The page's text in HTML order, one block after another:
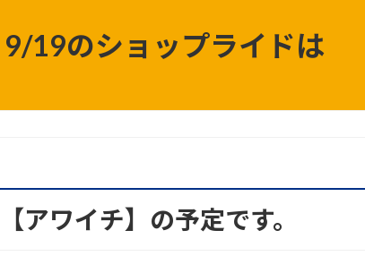
9/19のショップライドは
【アワイチ】の予定です。